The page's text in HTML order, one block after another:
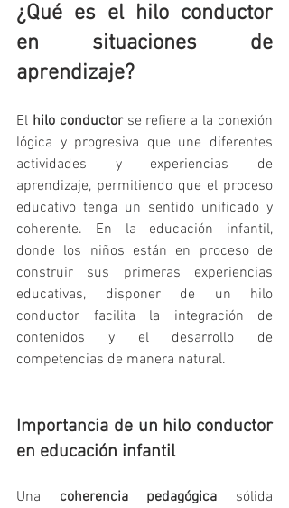
¿Qué es el hilo conductor
en situaciones de
aprendizaje?
El hilo conductor se refiere a la conexión
lógica y progresiva que une diferentes
actividades y experiencias de
aprendizaje, permitiendo que el proceso
educativo tenga un sentido unificado y
coherente. En la educación infantil,
donde los niños están en proceso de
construir sus primeras experiencias
educativas, disponer de un hilo
conductor facilita la integración de
contenidos y el desarrollo de
competencias de manera natural.
Importancia de un hilo conductor
en educación infantil
Una coherencia pedagógica sólida